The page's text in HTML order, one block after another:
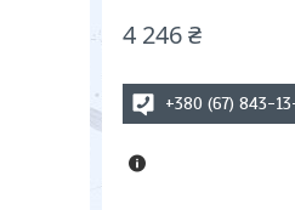
4 246 ₴
+380 (67) 843-